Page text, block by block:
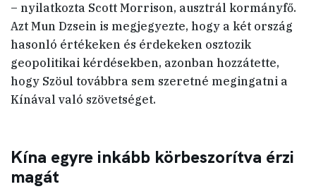
– nyilatkozta Scott Morrison, ausztrál kormányfő.
Azt Mun Dzsein is megjegyezte, hogy a két ország
hasonló értékeken és érdekeken osztozik
geopolitikai kérdésekben, azonban hozzátette,
hogy Szöul továbbra sem szeretné megingatni a
Kínával való szövetséget.
Kína egyre inkább körbeszorítva érzi
magát